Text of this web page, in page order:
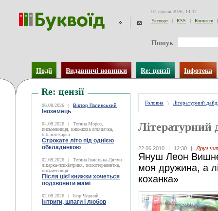
07 серпня 2026, 14:32
Експорт
| RSS | Контакти |
Пошук
Події Видавничі новинки Re: цензії Інфотека
Re: цензії
06.08.2026 | Віктор Палинський
Іноземець
04.08.2026 |
Тетяна Мороз,
письменниця, книжкова оглядачка,
бібліотекарка
Строкате літо під однією
обкладинкою
02.08.2026 |
Тетяна Іваніцька-Дячун
лікарка-психіатриня, психотерапевтка,
письменниця
Після цієї книжки хочеться
подзвонити мамі
02.08.2026 | Ігор Чорний
Інтриги, шпаги і любов
Головна \ Літературний
Літературний
22.06.2010 | 12:30 | Друг
Януш Леон
моя дружина, а
коханка»